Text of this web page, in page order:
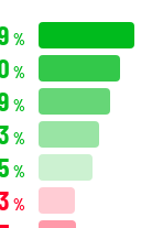
%
%
%
%
%
%